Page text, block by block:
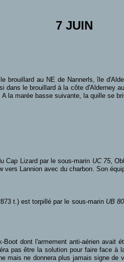
7 JUIN
brouillard au NE de Nannerls, île
le brouillard à la côte d'Alderney
la marée basse suivante, la quille se
Cap Lizard par le sous-marin UC 75,
Lannion avec du charbon. Son
t.) est torpillé par le sous-marin UB 80
dont l'armement anti-aérien avait
pas être la solution pour faire face à
mais ne donnera plus jamais signe